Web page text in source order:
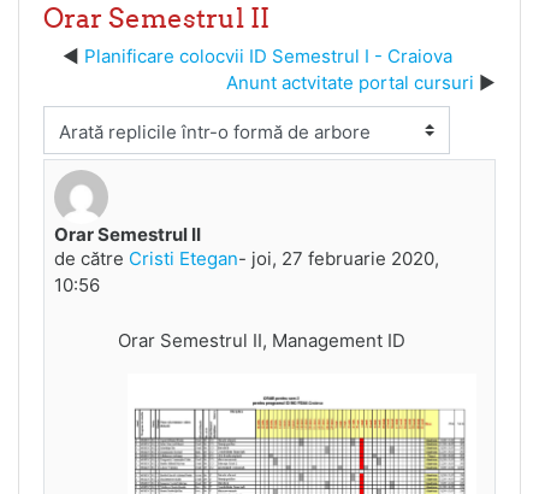
Orar Semestrul II
Planificare colocvii ID Semestrul I - Craiova
Anunt actvitate portal cursuri
Afişează mod
Orar Semestrul II
de către Cristi Etegan- joi, 27 februarie 2020,
10:56
Număr de răspunsuri: 0
Orar Semestrul II, Management ID